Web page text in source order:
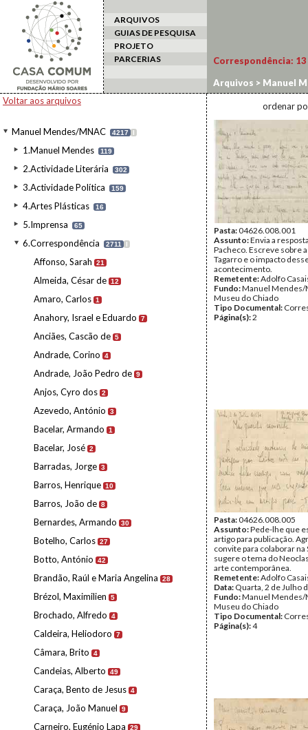
ARQUIVOS
GUIAS DE PESQUISA
PROJETO
PARCERIAS
Voltar aos arquivos
Manuel Mendes/MNAC 4217 I
1.Manuel Mendes 119
2.Actividade Literária 302
3.Actividade Política 159
4.Artes Plásticas 16
5.Imprensa 65
6.Correspondência 2711 I
Affonso, Sarah 21
Almeida, César de 12
Amaro, Carlos 1
Anahory, Israel e Eduardo 7
Anciães, Cascão de 5
Andrade, Corino 4
Andrade, João Pedro de 9
Anjos, Cyro dos 2
Azevedo, António 3
Bacelar, Armando 1
Bacelar, José 2
Barradas, Jorge 3
Barros, Henrique 10
Barros, João de 8
Bernardes, Armando 30
Botelho, Carlos 27
Botto, António 42
Brandão, Raúl e Maria Angelina 28
Brézol, Maximilien 5
Brochado, Alfredo 4
Caldeira, Heliodoro 7
Câmara, Brito 4
Candeias, Alberto 49
Caraça, Bento de Jesus 4
Caraça, João Manuel 9
Carneiro, Eugénio Lapa 29
Correspondência: 13
Arquivos > Manuel
ordenar
Pasta:04626.008.001
Assunto:Envia a
Pacheco. Escreve sobre
Tagarro e o impacto
acontecimento.
Remetente:Adolfo
Fundo:Manuel Mendes/
Museu do Chiado
Tipo Documental:
Página(s):2
Pasta:04626.008.005
Assunto:Pede-lhe que
artigo para publicação.
convite para colaborar na
sugere o tema do
arte contemporânea.
Remetente:Adolfo
Data: Quarta, 2 de Julho
Fundo:Manuel Mendes/
Museu do Chiado
Tipo Documental:
Página(s):4